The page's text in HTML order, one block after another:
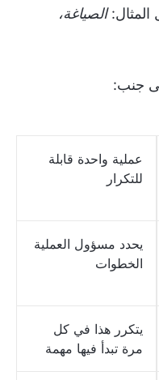
المثال:الصياغة،
جنب:
عملية واحدة قابلة
للتكرار
يحدد مسؤول العملية
الخطوات
يتكرر هذا في كل
مرة تبدأ فيها مهمة